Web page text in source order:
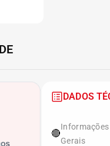
DADOS
🔴
Informações
Gerais